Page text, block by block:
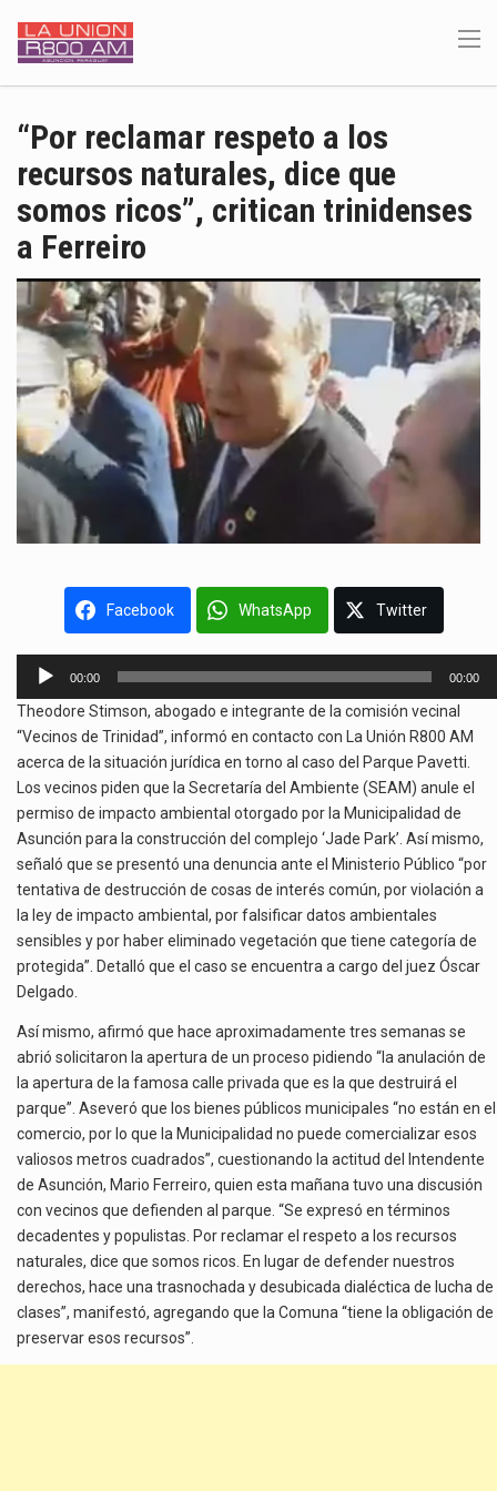
“Por reclamar respeto a los
recursos naturales, dice que
somos ricos”, critican trinidenses
a Ferreiro
Facebook WhatsApp Twitter
Reproductor
audio
00:00 00:00
Theodore Stimson, abogado e integrante de la comisión vecinal
“Vecinos de Trinidad”, informó en contacto con La Unión R800 AM
acerca de la situación jurídica en torno al caso del Parque Pavetti.
Los vecinos piden que la Secretaría del Ambiente (SEAM) anule el
permiso de impacto ambiental otorgado por la Municipalidad de
Asunción para la construcción del complejo ‘Jade Park’. Así mismo,
señaló que se presentó una denuncia ante el Ministerio Público “por
tentativa de destrucción de cosas de interés común, por violación a
la ley de impacto ambiental, por falsificar datos ambientales
sensibles y por haber eliminado vegetación que tiene categoría de
protegida”. Detalló que el caso se encuentra a cargo del juez Óscar
Delgado.
Así mismo, afirmó que hace aproximadamente tres semanas se
abrió solicitaron la apertura de un proceso pidiendo “la anulación de
la apertura de la famosa calle privada que es la que destruirá el
parque”. Aseveró que los bienes públicos municipales “no están en el
comercio, por lo que la Municipalidad no puede comercializar esos
valiosos metros cuadrados”, cuestionando la actitud del Intendente
de Asunción, Mario Ferreiro, quien esta mañana tuvo una discusión
con vecinos que defienden al parque. “Se expresó en términos
decadentes y populistas. Por reclamar el respeto a los recursos
naturales, dice que somos ricos. En lugar de defender nuestros
derechos, hace una trasnochada y desubicada dialéctica de lucha de
clases”, manifestó, agregando que la Comuna “tiene la obligación de
preservar esos recursos”.